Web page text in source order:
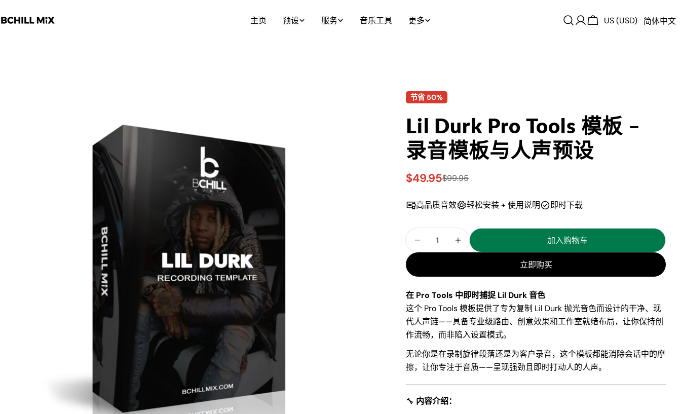
转
主页 预设 服务 音乐工具 更多
登 购
US (USD) 简体中文
节省 50%
Lil Durk Pro Tools 模板 –
录音模板与人声预设
销
价
$49.95
常
价
$99.95
高品质音效 轻松安装 + 使用说明 即时下载
减少 Lil Durk Pro Tools 模板 – 录音模板与人声预设 的数量
增加 Lil Durk Pro Tools 模板 – 录音模板与人声预设 的
加入购物车
立即购买
在 Pro Tools 中即时捕捉 Lil Durk 音色
这个 Pro Tools 模板提供了专为复制 Lil Durk 抛光音色而设计的干净、现
代人声链——具备专业级路由、创意效果和工作室就绪布局，让你保持创
作流畅，而非陷入设置模式。
无论你是在录制旋律段落还是为客户录音，这个模板都能消除会话中的摩
擦，让你专注于音质——呈现强劲且即时打动人的人声。
🔧 内容介绍：